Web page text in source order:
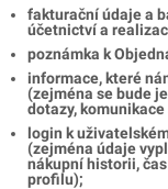
fakturační údaje a
účetnictví a
poznámka k
informace, které
(zejména se bude
dotazy, komunikace
login k
(zejména údaje
nákupní historii,
profilu);